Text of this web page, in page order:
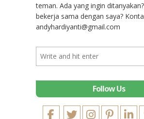
teman. Ada yang ingin
bekerja sama dengan saya?
andyhardiyanti@gmail.com
Follow Us